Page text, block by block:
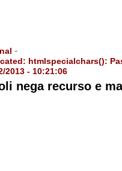
-
: htmlspecialchars():
2013 - 10:21:06
nega recurso e